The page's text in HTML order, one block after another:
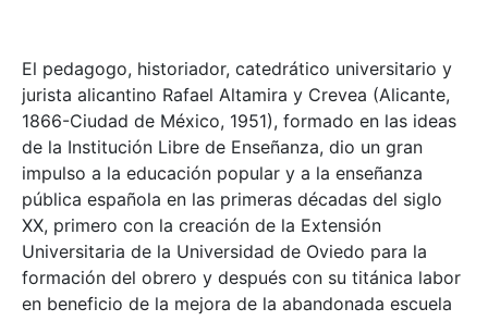
El pedagogo, historiador, catedrático universitario y
jurista alicantino Rafael Altamira y Crevea (Alicante,
1866-Ciudad de México, 1951), formado en las ideas
de la Institución Libre de Enseñanza, dio un gran
impulso a la educación popular y a la enseñanza
pública española en las primeras décadas del siglo
XX, primero con la creación de la Extensión
Universitaria de la Universidad de Oviedo para la
formación del obrero y después con su titánica labor
en beneficio de la mejora de la abandonada escuela